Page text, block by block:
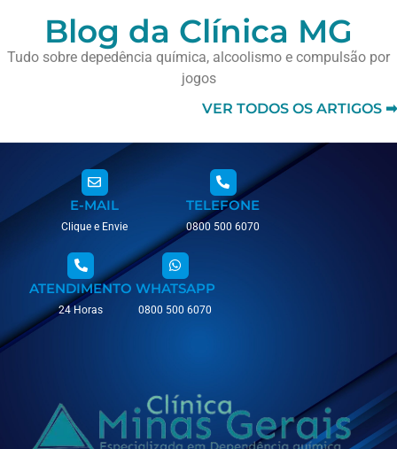
Blog da Clínica MG
Tudo sobre depedência química, alcoolismo e compulsão por
jogos
VER TODOS OS ARTIGOS ➡
E-MAIL
Clique e Envie
TELEFONE
0800 500 6070
ATENDIMENTO
24 Horas
WHATSAPP
0800 500 6070